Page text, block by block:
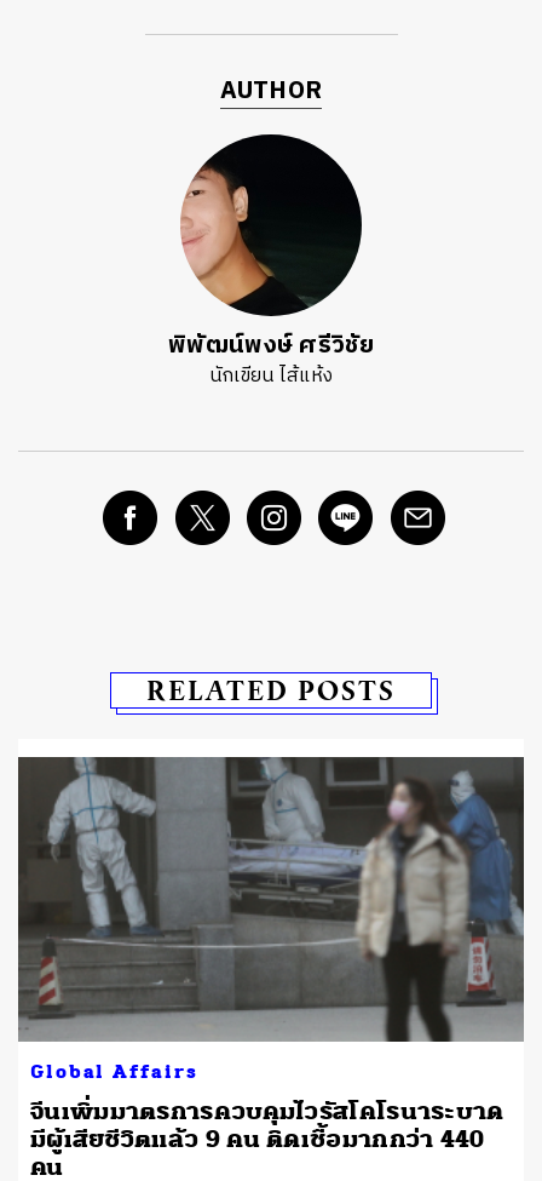
AUTHOR
พิพัฒน์พงษ์ ศรีวิชัย
นักเขียน ไส้แห้ง
RELATED POSTS
Global Affairs
จีนเพิ่มมาตรการควบคุมไวรัสโคโรนาระบาด
มีผู้เสียชีวิตแล้ว 9 คน ติดเชื้อมากกว่า 440
คน